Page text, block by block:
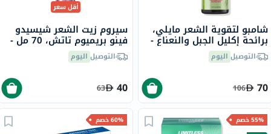
شامبو لتقوية الشعر مايلي،
برائحة إكليل الجبل والنعناع -
2 × 355 مل التوصيل اليوم
70
106
أقل سعر
سيروم زيت الشعر شيسيدو
فينو بريميوم تاتش، 70 مل -
إصدار الشريط الوردي
التوصيل اليوم
40
63
55% خصم
60% خصم